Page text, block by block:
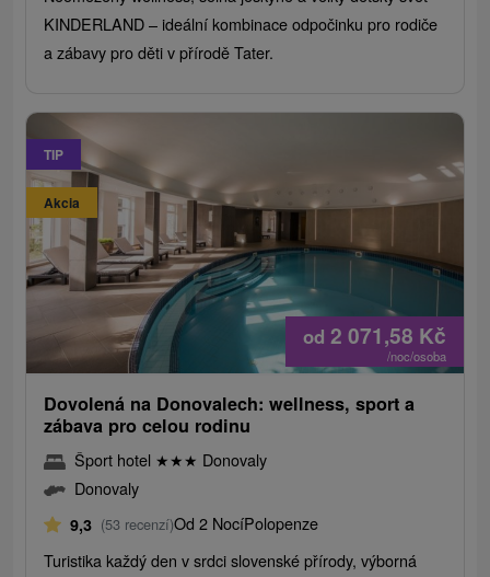
KINDERLAND – ideální kombinace odpočinku pro rodiče
a zábavy pro děti v přírodě Tater.
TIP
Akcia
od 2 071,58 Kč
/noc/osoba
Dovolená na Donovalech: wellness, sport a
zábava pro celou rodinu
Šport hotel ★★★ Donovaly
Donovaly
9,3 (53 recenzí)Od 2 NocíPolopenze
Turistika každý den v srdci slovenské přírody, výborná